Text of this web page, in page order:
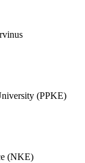
(PPKE)
(NKE)